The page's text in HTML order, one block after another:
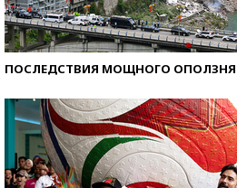
ПОСЛЕДСТВИЯ МОЩНОГО ОПОЛЗНЯ